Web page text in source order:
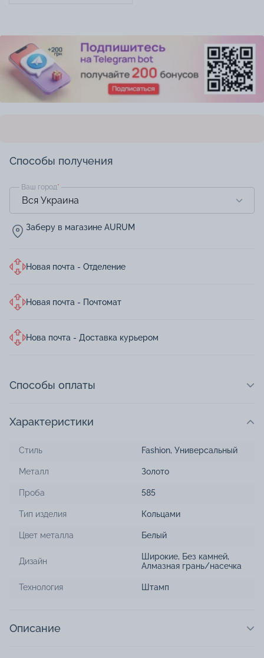
Способы получения
Ваш город*
Заберу в магазине AURUM
Новая почта - Отделение
Новая почта - Почтомат
Нова почта - Доставка курьером
Способы оплаты
Характеристики
Стиль Fashion, Универсальный
Металл Золото
Проба 585
Тип изделия Кольцами
Цвет металла Белый
Дизайн Широкие, Без камней,
Алмазная грань/насечка
Технология Штамп
Описание